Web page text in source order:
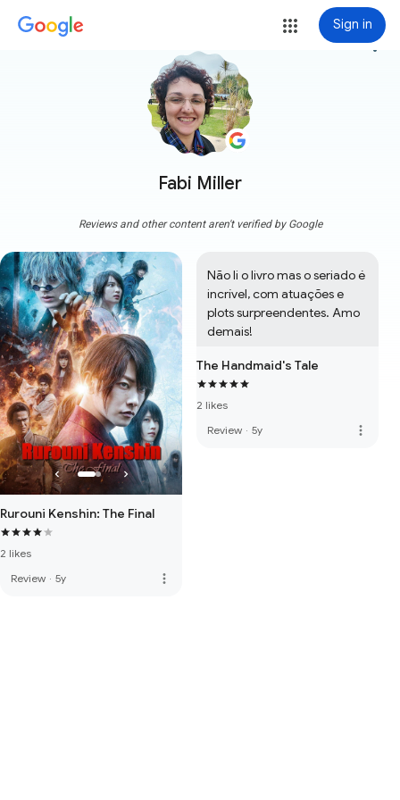
Sign in
Fabi Miller
more_vert
Reviews and other content aren't verified by Google
Rurouni Kenshin: The Final
2 likes
Review · 5y more_vert
Não li o livro mas o seriado é
incrível, com atuações e
plots surpreendentes. Amo
demais!
The Handmaid's Tale
2 likes
Review · 5y more_vert